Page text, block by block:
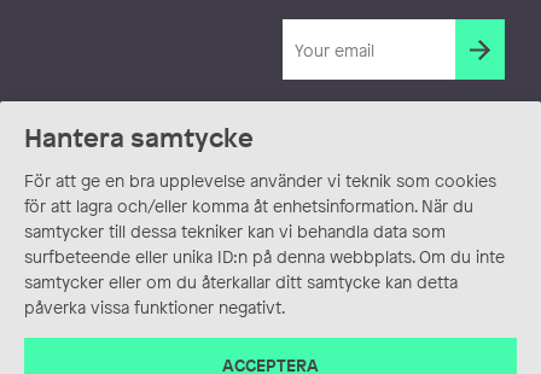
Hantera samtycke
För att ge en bra upplevelse använder vi teknik som cookies
för att lagra och/eller komma åt enhetsinformation. När du
samtycker till dessa tekniker kan vi behandla data som
surfbeteende eller unika ID:n på denna webbplats. Om du inte
samtycker eller om du återkallar ditt samtycke kan detta
påverka vissa funktioner negativt.
ACCEPTERA